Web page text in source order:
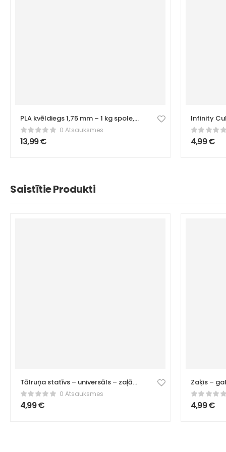
PLA kvēldiegs 1,75 mm – 1 kg spole,
sarkans
0 Atsauksmes
13,99€
Infinity
Sarkana
4,99€
Saistītie Produkti
Tālruņa statīvs – universāls – zaļā
krāsā
0 Atsauksmes
4,99€
Zaķis –
4,99€